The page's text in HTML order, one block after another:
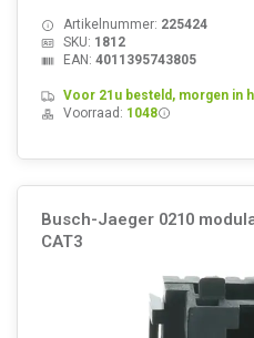
Artikelnummer: 225424
SKU: 1812
EAN: 4011395743805
Voor 21u besteld, morgen in
Voorraad: 1048
Busch-Jaeger 0210
CAT3